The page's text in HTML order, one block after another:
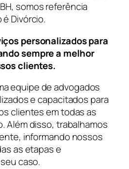
somos referência
Divórcio.
personalizados para
sempre a melhor
clientes.
equipe de advogados
e capacitados para
clientes em todas as
Além disso, trabalhamos
informando nossos
as etapas e
caso.